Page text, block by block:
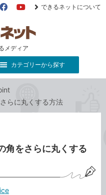
メディア
旧
FacebookYouTube
できるネットについて
カテゴリーから探す
らに丸くする方法
角をさらに丸くする